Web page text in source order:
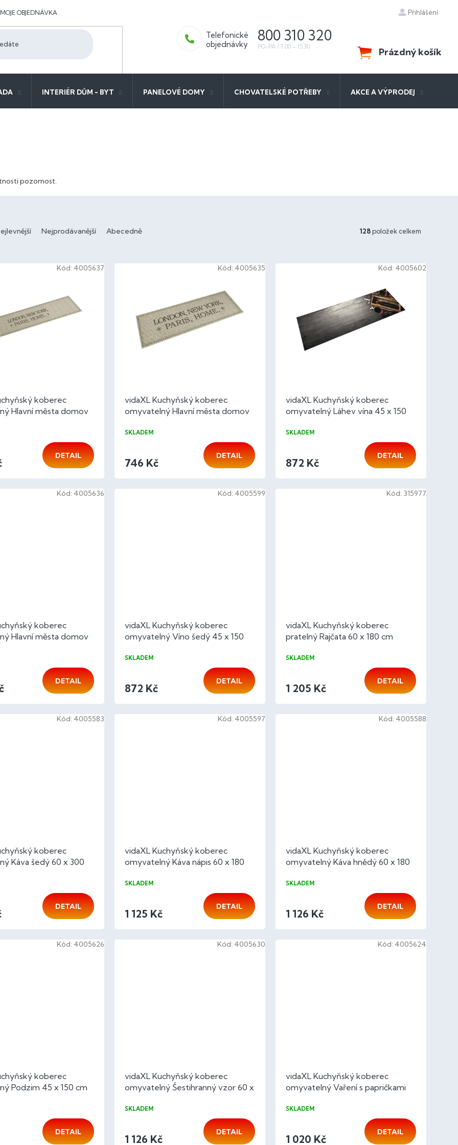
MOJE OBJEDNÁVKA Přihlášení
800 310 320
NÁKUPNÍ
KOŠÍK
Prázdný košík
INTERIÉR DŮM - BYT PANELOVÉ DOMY CHOVATELSKÉ POTŘEBY AKCE A VÝPRODEJ
pozornost.
Nejprodávanější Abecedně 128 položek celkem
koberec
Hlavní města domov
DETAIL
Kód: 4005637
vidaXL Kuchyňský koberec
omyvatelný Hlavní města domov
SKLADEM
746 Kč
DETAIL
Kód: 4005635
vidaXL Kuchyňský koberec
omyvatelný Láhev vína 45 x 150
SKLADEM
872 Kč
DETAIL
Kód: 4005602
koberec
Hlavní města domov
DETAIL
Kód: 4005636
vidaXL Kuchyňský koberec
omyvatelný Víno šedý 45 x 150
SKLADEM
872 Kč
DETAIL
Kód: 4005599
vidaXL Kuchyňský koberec
pratelný Rajčata 60 x 180 cm
SKLADEM
1 205 Kč
DETAIL
Kód: 315977
koberec
Káva šedý 60 x 300
DETAIL
Kód: 4005583
vidaXL Kuchyňský koberec
omyvatelný Káva nápis 60 x 180
SKLADEM
1 125 Kč
DETAIL
Kód: 4005597
vidaXL Kuchyňský koberec
omyvatelný Káva hnědý 60 x 180
SKLADEM
1 126 Kč
DETAIL
Kód: 4005588
koberec
Podzim 45 x 150 cm
DETAIL
Kód: 4005626
vidaXL Kuchyňský koberec
omyvatelný Šestihranný vzor 60 x
SKLADEM
1 126 Kč
DETAIL
Kód: 4005630
vidaXL Kuchyňský koberec
omyvatelný Vaření s papričkami
SKLADEM
1 020 Kč
DETAIL
Kód: 4005624